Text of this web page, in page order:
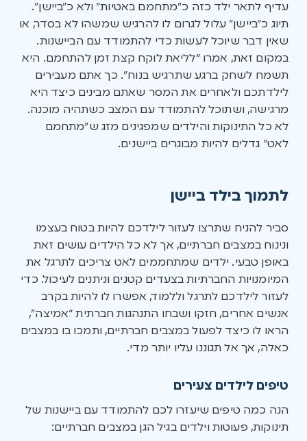
עדיף לתאר ילד כזה כ”מתחמם באטיות” ולא כ”ביישן”.
תיוג כ”ביישן” עלול לגרום לו להרגיש שמשהו לא בסדר, או
שאין דבר שיוכל לעשות כדי להתמודד עם הביישנות.
במקום זאת, אמרו “לליאת לוקח קצת זמן להתחמם. היא
תשמח לשחק ברגע שתרגיש בנוח”. כך אתם מעבירים
לילדתכם ולאחרים את המסר שאתם מבינים כיצד היא
מרגישה, ושתוכל להתמודד עם המצב כשתהיה מוכנה.
לא כל התינוקות והילדים שמפגינים מזג ש”מתחמם
לאט” גדלים להיות מבוגרים ביישנים.
לתמוך בילד ביישן
סביר להניח שתרצו לעזור לילדכם להיות בטוח בעצמו
ונינוח במצבים חברתיים, אך לא כל הילדים עושים זאת
באופן טבעי. ילדים שמתחממים לאט צריכים לתרגל את
המיומנויות החברתיות בצעדים קטנים וניתנים לעיכול. כדי
לעזור לילדכם לתרגל וללמוד, אפשרו לו להיות בקרב
אנשים אחרים, חזקו ושבחו התנהגות חברתית “אמיצה”,
הראו לו כיצד לפעול במצבים חברתיים, ותמכו בו במצבים
כאלה, אך אל תגוננו עליו יותר מדי.
טיפים לילדים צעירים
הנה כמה טיפים שיעזרו לכם להתמודד עם ביישנות של
תינוקות, פעוטות וילדים בגיל הגן במצבים חברתיים: